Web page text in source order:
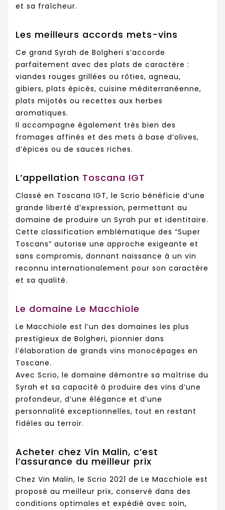
et sa fraîcheur.
Les meilleurs accords mets-vins
Ce grand Syrah de Bolgheri s’accorde
parfaitement avec des plats de caractère :
viandes rouges grillées ou rôties, agneau,
gibiers, plats épicés, cuisine méditerranéenne,
plats mijotés ou recettes aux herbes
aromatiques.
Il accompagne également très bien des
fromages affinés et des mets à base d’olives,
d’épices ou de sauces riches.
L’appellation Toscana IGT
Classé en Toscana IGT, le Scrio bénéficie d’une
grande liberté d’expression, permettant au
domaine de produire un Syrah pur et identitaire.
Cette classification emblématique des “Super
Toscans” autorise une approche exigeante et
sans compromis, donnant naissance à un vin
reconnu internationalement pour son caractère
et sa qualité.
Le domaine Le Macchiole
Le Macchiole est l’un des domaines les plus
prestigieux de Bolgheri, pionnier dans
l’élaboration de grands vins monocépages en
Toscane.
Avec Scrio, le domaine démontre sa maîtrise du
Syrah et sa capacité à produire des vins d’une
profondeur, d’une élégance et d’une
personnalité exceptionnelles, tout en restant
fidèles au terroir.
Acheter chez Vin Malin, c’est
l’assurance du meilleur prix
Chez Vin Malin, le Scrio 2021 de Le Macchiole est
proposé au meilleur prix, conservé dans des
conditions optimales et expédié avec soin,